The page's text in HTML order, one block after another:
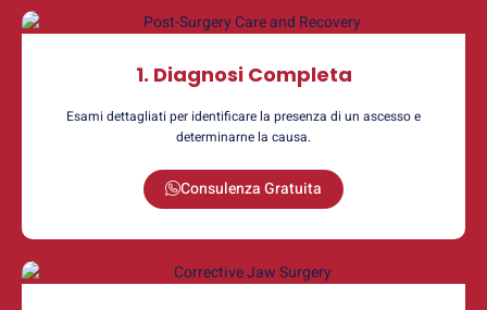
1. Diagnosi Completa
Esami dettagliati per identificare la presenza di un ascesso e
determinarne la causa.
Consulenza Gratuita